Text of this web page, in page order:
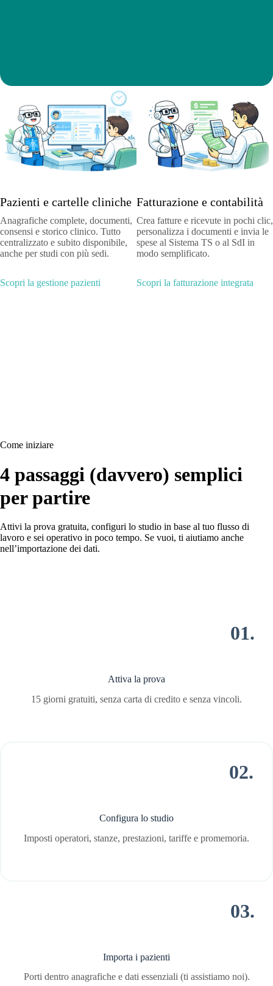
Pazienti e cartelle cliniche
Anagrafiche complete, documenti,
consensi e storico clinico. Tutto
centralizzato e subito disponibile,
anche per studi con più sedi.
Scopri la gestione pazienti
Fatturazione e contabilità
Crea fatture e ricevute in pochi clic,
personalizza i documenti e invia le
spese al Sistema TS o al SdI in
modo semplificato.
Scopri la fatturazione integrata
Come iniziare
4 passaggi (davvero) semplici
per partire
Attivi la prova gratuita, configuri lo studio in base al tuo flusso di
lavoro e sei operativo in poco tempo. Se vuoi, ti aiutiamo anche
nell’importazione dei dati.
01.
Attiva la prova
15 giorni gratuiti, senza carta di credito e senza vincoli.
02.
Configura lo studio
Imposti operatori, stanze, prestazioni, tariffe e promemoria.
03.
Importa i pazienti
Porti dentro anagrafiche e dati essenziali (ti assistiamo noi).